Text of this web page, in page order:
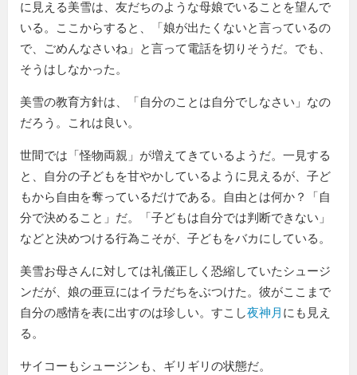
に見える美雪は、友だちのような母娘でいることを望んで
いる。ここからすると、「娘が出たくないと言っているの
で、ごめんなさいね」と言って電話を切りそうだ。でも、
そうはしなかった。
美雪の教育方針は、「自分のことは自分でしなさい」なの
だろう。これは良い。
世間では「怪物両親」が増えてきているようだ。一見する
と、自分の子どもを甘やかしているように見えるが、子ど
もから自由を奪っているだけである。自由とは何か？「自
分で決めること」だ。「子どもは自分では判断できない」
などと決めつける行為こそが、子どもをバカにしている。
美雪お母さんに対しては礼儀正しく恐縮していたシュージ
ンだが、娘の亜豆にはイラだちをぶつけた。彼がここまで
自分の感情を表に出すのは珍しい。すこし夜神月 にも見え
る。
サイコーもシュージンも、ギリギリの状態だ。